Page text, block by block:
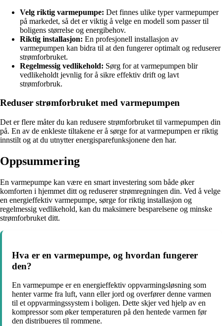
Velg riktig varmepumpe: Det finnes ulike typer varmepumper
på markedet, så det er viktig å velge en modell som passer til
boligens størrelse og energibehov.
Riktig installasjon: En profesjonell installasjon av
varmepumpen kan bidra til at den fungerer optimalt og reduserer
strømforbruket.
Regelmessig vedlikehold: Sørg for at varmepumpen blir
vedlikeholdt jevnlig for å sikre effektiv drift og lavt
strømforbruk.
Reduser strømforbruket med varmepumpen
Det er flere måter du kan redusere strømforbruket til varmepumpen din
på. En av de enkleste tiltakene er å sørge for at varmepumpen er riktig
innstilt og at du utnytter energisparefunksjonene den har.
Oppsummering
En varmepumpe kan være en smart investering som både øker
komforten i hjemmet ditt og reduserer strømregningen din. Ved å velge
en energieffektiv varmepumpe, sørge for riktig installasjon og
regelmessig vedlikehold, kan du maksimere besparelsene og minske
strømforbruket ditt.
Hva er en varmepumpe, og hvordan fungerer
den?
En varmepumpe er en energieffektiv oppvarmingsløsning som
henter varme fra luft, vann eller jord og overfører denne varmen
til et oppvarmingssystem i boligen. Dette skjer ved hjelp av en
kompressor som øker temperaturen på den hentede varmen før
den distribueres til rommene.